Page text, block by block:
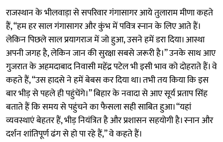
राजस्थान के भीलवाड़ा से सपरिवार गंगासागर आये तुलाराम मीणा कहते
हैं, “हम हर साल गंगासागर और कुंभ में पवित्र स्नान के लिए आते हैं।
लेकिन पिछले साल प्रयागराज में जो हुआ, उसने हमें डरा दिया। आस्था
अपनी जगह है, लेकिन जान की सुरक्षा सबसे जरूरी है।” उनके साथ आए
गुजरात के अहमदाबाद निवासी महेंद्र पटेल भी इसी भाव को दोहराते हैं। वे
कहते हैं, “उस हादसे ने हमें बेबस कर दिया था। तभी तय किया कि इस
बार भीड़ से पहले ही पहुंचेंगे।” बिहार के नवादा से आए सूर्य प्रताप सिंह
बताते हैं कि समय से पहुंचने का फैसला सही साबित हुआ। “यहां
व्यवस्थाएं बेहतर हैं, भीड़ नियंत्रित है और प्रशासन सहयोगी है। स्नान और
दर्शन शांतिपूर्ण ढंग से हो पा रहे हैं,” वे कहते हैं।